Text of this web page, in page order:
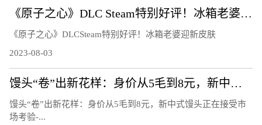
《原子之心》DLC Steam特别好评！冰箱老婆迎新皮肤
《原子之心》DLCSteam特别好评！冰箱老婆迎新皮肤
2023-08-03
馒头“卷”出新花样：身价从5毛到8元，新中式馒头正在接受市场考验
馒头“卷”出新花样：身价从5毛到8元，新中式馒头正在接受市
场考验-...